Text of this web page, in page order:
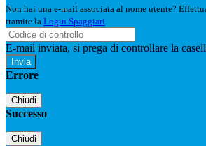
Non hai una e-mail associata al nome utente?
tramite la Login Spaggiari
E-mail inviata, si prega di controllare la
Errore
Chiudi
Successo
Chiudi